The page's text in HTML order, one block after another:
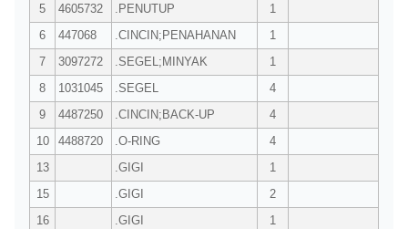
5 4605732 .PENUTUP
1
6
447068 .CINCIN;PENAHANAN
1
7
3097272 .SEGEL;MINYAK
1
8
1031045 .SEGEL
4
9
4487250 .CINCIN;BACK-UP
4
10
4488720 .O-RING
4
13
.GIGI
1
15
.GIGI
2
16
.GIGI
1